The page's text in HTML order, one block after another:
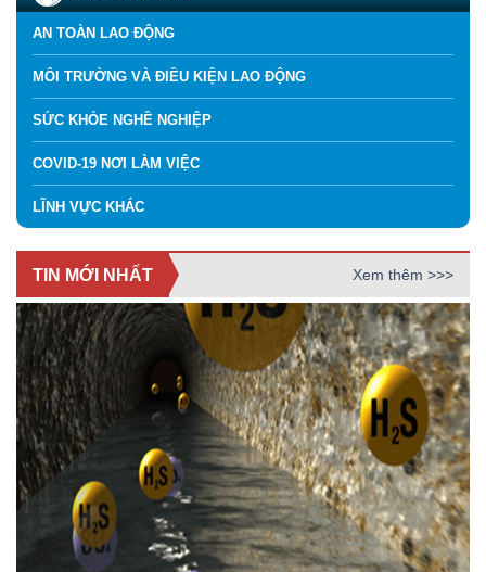
AN TOÀN LAO ĐỘNG
MÔI TRƯỜNG VÀ ĐIỀU KIỆN LAO ĐỘNG
SỨC KHỎE NGHỀ NGHIỆP
COVID-19 NƠI LÀM VIỆC
LĨNH VỰC KHÁC
TIN MỚI NHẤT Xem thêm >>>